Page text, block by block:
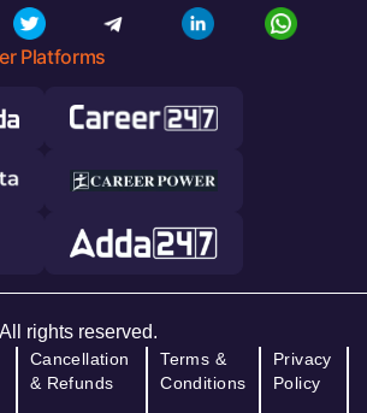
Platforms
rights reserved.
Cancellation
& Refunds
Terms &
Conditions
Privacy
Policy